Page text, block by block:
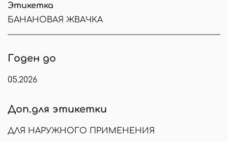
Этикетка
БАНАНОВАЯ ЖВАЧКА
Годен до
05.2026
Доп.для этикетки
ДЛЯ НАРУЖНОГО ПРИМЕНЕНИЯ